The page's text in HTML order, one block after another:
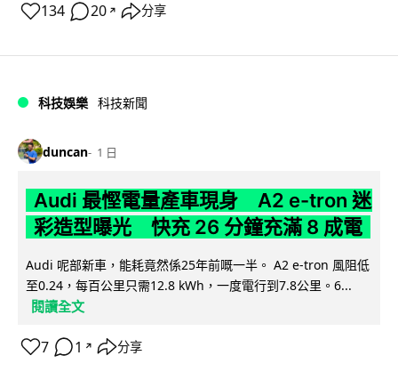
134 20 ↗ 分享
科技娛樂 科技新聞
duncan 1 日
Audi 最慳電量產車現身 A2 e-tron 迷
彩造型曝光 快充 26 分鐘充滿 8 成電
Audi 呢部新車，能耗竟然係25年前嘅一半。 A2 e-tron 風阻低
至0.24，每百公里只需12.8 kWh，一度電行到7.8公里。6...
閱讀全文
7 1 ↗ 分享